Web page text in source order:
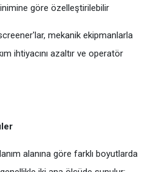
göre özelleştirilebilir
mekanik ekipmanlarla
ihtiyacını azaltır ve operatör
alanına göre farklı boyutlarda